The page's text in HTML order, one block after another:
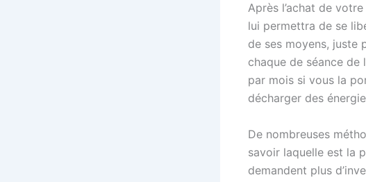
Après l’achat de
lui permettra de se
de ses moyens, juste
chaque de séance
par mois si vous la
décharger des
De nombreuses
savoir laquelle est la
demandent plus